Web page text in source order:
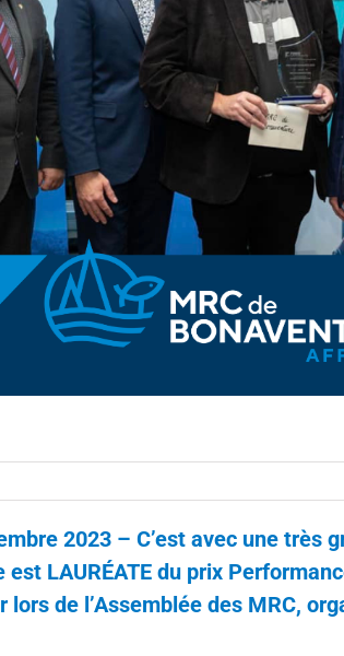
2023 – C’est avec une très
est LAURÉATE du prix
lors de l’Assemblée des MRC,